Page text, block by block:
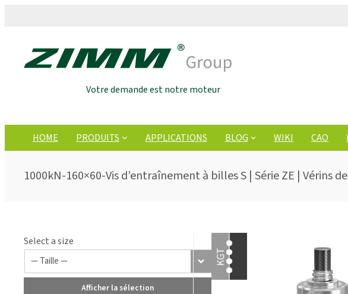
Votre demande est notre moteur
HOME PRODUITS APPLICATIONS BLOG WIKI CAO
1000kN-160×60-Vis d’entraînement à billes S | Série ZE | Vérins
Select a size
Afficher la sélection